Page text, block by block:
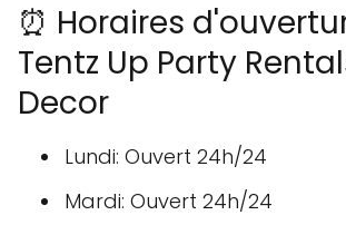
⏰ Horaires
Tentz Up Party
Decor
Lundi: Ouvert 24h/24
Mardi: Ouvert 24h/24